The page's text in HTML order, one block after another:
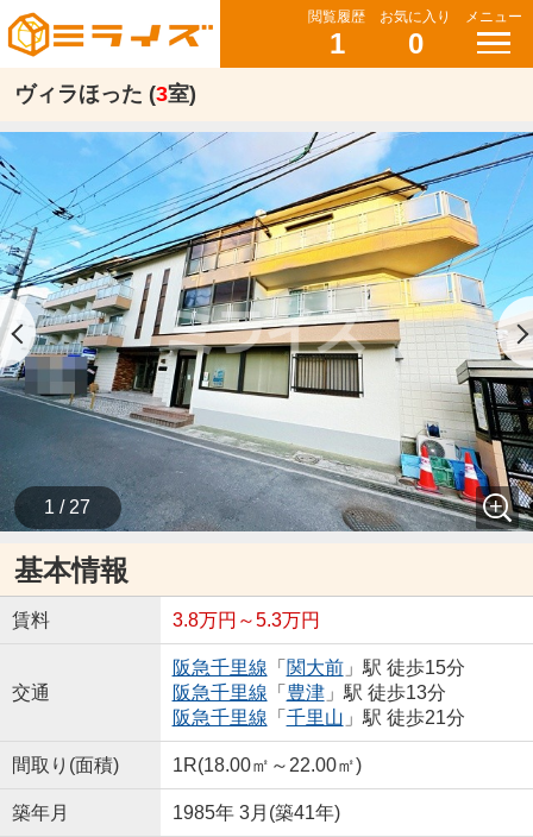
閲覧履歴
1
お気に入り
0
メニュー
ヴィラほった (3室)
1 / 27
基本情報
賃料 3.8万円～5.3万円
交通
阪急千里線 「 関大前」駅 徒歩15分
阪急千里線 「 豊津」駅 徒歩13分
阪急千里線 「 千里山 」駅 徒歩21分
間取り(面積) 1R(18.00㎡～22.00㎡)
築年月 1985年 3月(築41年)